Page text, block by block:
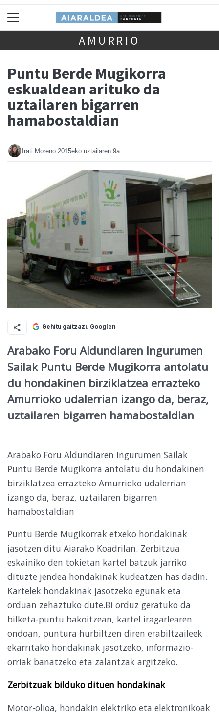
AMURRIO
Puntu Berde Mugikorra
eskualdean arituko da
uztailaren bigarren
hamabostaldian
Irati Moreno 2015eko uztailaren 9a
Gehitu gaitzazu Googlen
Arabako Foru Aldundiaren Ingurumen
Sailak Puntu Berde Mugikorra antolatu
du hondakinen birziklatzea errazteko
Amurrioko udalerrian izango da, beraz,
uztailaren bigarren hamabostaldian
Arabako Foru Aldundiaren Ingurumen Sailak
Puntu Berde Mugikorra antolatu du hondakinen
birziklatzea errazteko Amurrioko udalerrian
izango da, beraz, uztailaren bigarren
hamabostaldian
Puntu Berde Mugikorrak etxeko hondakinak
jasotzen ditu Aiarako Koadrilan. Zerbitzua
eskainiko den tokietan kartel batzuk jarriko
dituzte jendea hondakinak kudeatzen has dadin.
Kartelek hondakinak jasotzeko egunak eta
orduan zehaztuko dute.Bi orduz geratuko da
bilketa-puntu bakoi­tzean, kartel iragarlearen
ondoan, puntura hurbiltzen diren erabiltzaileek
ekarritako hondakinak jasotzeko, informazio-
orriak banatzeko eta zalantzak argi­tzeko.
Zerbitzuak bilduko dituen hondakinak
Motor-olioa, hondakin elektriko eta elektronikoak